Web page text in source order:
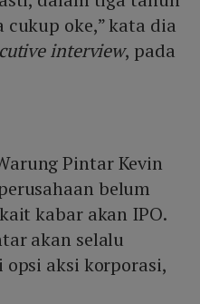
cukup oke,” kata dia
interview, pada
Pintar Kevin
belum
kabar akan IPO.
akan selalu
aksi korporasi,